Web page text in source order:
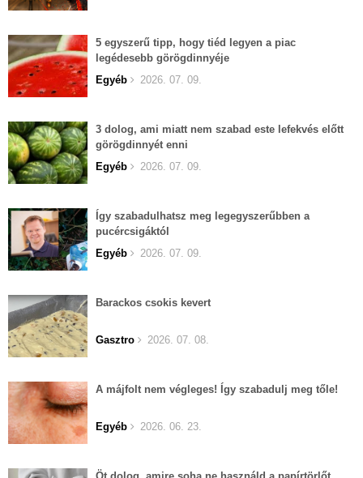
5 egyszerű tipp, hogy tiéd legyen a piac
legédesebb görögdinnyéje
Egyéb
2026. 07. 09.
3 dolog, ami miatt nem szabad este lefekvés előtt
görögdinnyét enni
Egyéb
2026. 07. 09.
Így szabadulhatsz meg legegyszerűbben a
pucércsigáktól
Egyéb
2026. 07. 09.
Barackos csokis kevert
Gasztro 2026. 07. 08.
A májfolt nem végleges! Így szabadulj meg tőle!
Egyéb 2026. 06. 23.